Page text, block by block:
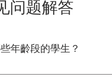
问题解答
年齡段的學生？
至S5的學生，這個年齡段